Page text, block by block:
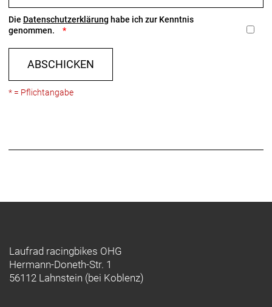
Die Datenschutzerklärung habe ich zur Kenntnis
genommen.
ABSCHICKEN
* = Pflichtangabe
Laufrad racingbikes OHG
Hermann-Doneth-Str. 1
56112 Lahnstein (bei Koblenz)